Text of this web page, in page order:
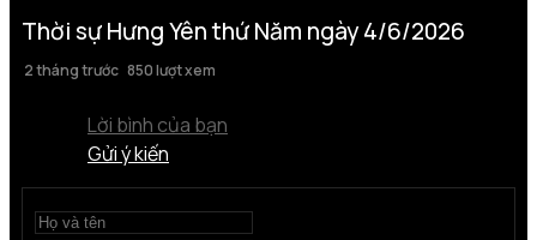
Thời sự Hưng Yên thứ Năm ngày 4/6/2026
2 tháng trước 850 lượt xem
Lời bình của bạn
Gửi ý kiến